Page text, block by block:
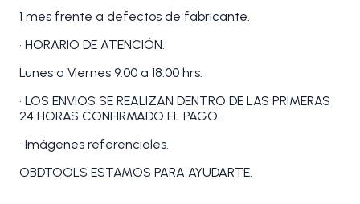
1 mes frente a defectos de fabricante.
• HORARIO DE ATENCIÓN:
Lunes a Viernes 9:00 a 18:00 hrs.
• LOS ENVIOS SE REALIZAN DENTRO DE LAS PRIMERAS
24 HORAS CONFIRMADO EL PAGO.
• Imágenes referenciales.
OBDTOOLS ESTAMOS PARA AYUDARTE.